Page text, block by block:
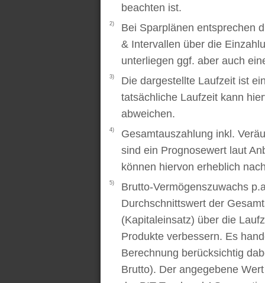
beachten ist.
2)
Bei Sparplänen entsprechen
& Intervallen über die
unterliegen ggf. aber auch
3)
Die dargestellte Laufzeit ist
tatsächliche Laufzeit kann
abweichen.
4)
Gesamtauszahlung inkl.
sind ein Prognosewert laut
können hiervon erheblich
5)
Brutto-Vermögenszuwachs
Durchschnittswert der
(Kapitaleinsatz) über die
Produkte verbessern. Es
Berechnung berücksichtig
Brutto). Der angegebene